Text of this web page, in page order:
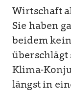
Wirtschaft
Sie haben
beidem
überschlägt
Klima-
längst in